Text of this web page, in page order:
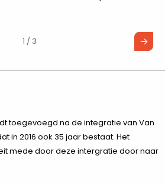
1 / 3
toegevoegd na de integratie van Van
in 2016 ook 35 jaar bestaat. Het
mede door deze intergratie door naar